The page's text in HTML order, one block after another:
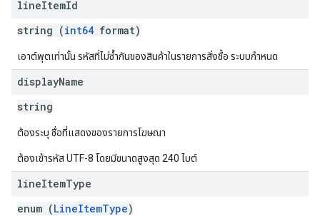
lineItemId
string (int64 format)
เอาต์พุตเท่านั้น รหัสที่ไม่ซ้ำกันของสินค้าในรายการสั่งซื้อ ระบบกำหนด
displayName
string
ต้องระบุ ชื่อที่แสดงของรายการโฆษณา
ต้องเข้ารหัส UTF-8 โดยมีขนาดสูงสุด 240 ไบต์
lineItemType
enum (LineItemType)